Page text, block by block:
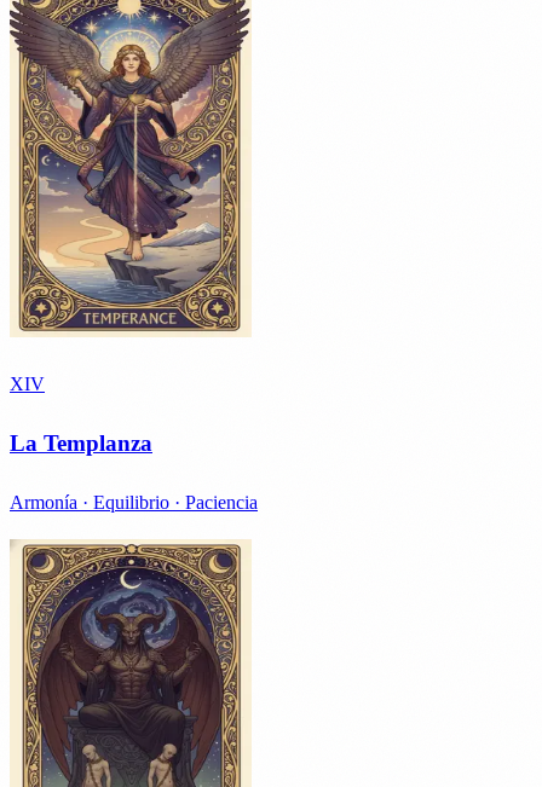
XIV
La Templanza
Armonía · Equilibrio · Paciencia